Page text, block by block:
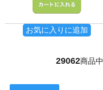
お気に入りに追加
29062商品中